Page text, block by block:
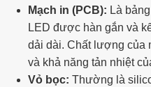
Mạch in (PCB): Là
LED được hàn gắn và
dải dài. Chất lượng của
và khả năng tản nhiệt
Vỏ bọc: Thường là